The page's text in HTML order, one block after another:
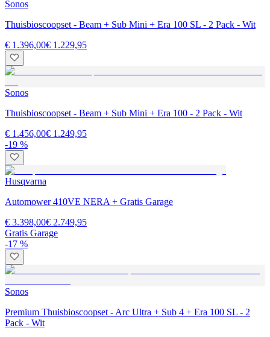
Sonos
Thuisbioscoopset - Beam + Sub Mini + Era 100 SL - 2 Pack - Wit
€ 1.396,00€ 1.229,95
Sonos
Thuisbioscoopset - Beam + Sub Mini + Era 100 - 2 Pack - Wit
€ 1.456,00€ 1.249,95
-19 %
Husqvarna
Automower 410VE NERA + Gratis Garage
€ 3.398,00€ 2.749,95
Gratis Garage
-17 %
Sonos
Premium Thuisbioscoopset - Arc Ultra + Sub 4 + Era 100 SL - 2
Pack - Wit